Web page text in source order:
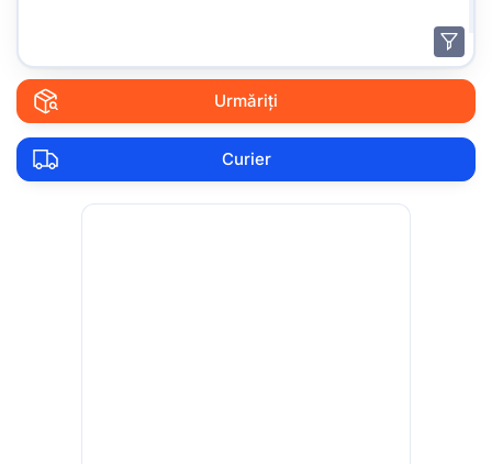
Urmăriți
Curier